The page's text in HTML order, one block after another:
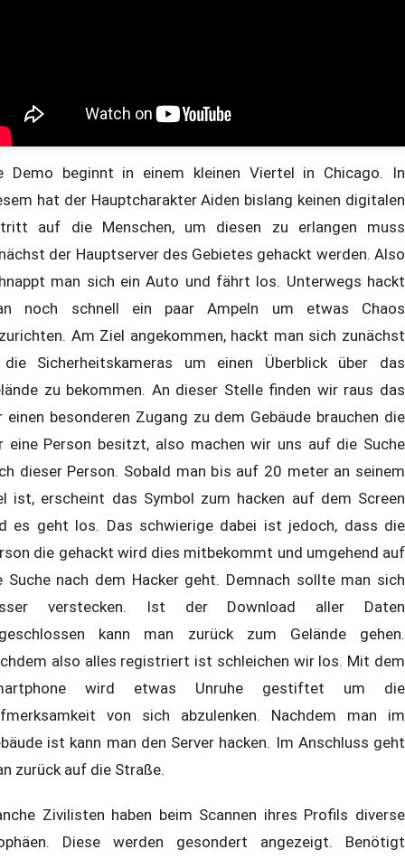
Demo beginnt in einem kleinen Viertel in Chicago. In
hat der Hauptcharakter Aiden bislang keinen digitalen
auf die Menschen, um diesen zu erlangen muss
der Hauptserver des Gebietes gehackt werden. Also
man sich ein Auto und fährt los. Unterwegs hackt
noch schnell ein paar Ampeln um etwas Chaos
Am Ziel angekommen, hackt man sich zunächst
Sicherheitskameras um einen Überblick über das
zu bekommen. An dieser Stelle finden wir raus das
einen besonderen Zugang zu dem Gebäude brauchen die
eine Person besitzt, also machen wir uns auf die Suche
dieser Person. Sobald man bis auf 20 meter an seinem
ist, erscheint das Symbol zum hacken auf dem Screen
es geht los. Das schwierige dabei ist jedoch, dass die
die gehackt wird dies mitbekommt und umgehend auf
Suche nach dem Hacker geht. Demnach sollte man sich
verstecken. Ist der Download aller Daten
kann man zurück zum Gelände gehen.
also alles registriert ist schleichen wir los. Mit dem
wird etwas Unruhe gestiftet um die
von sich abzulenken. Nachdem man im
ist kann man den Server hacken. Im Anschluss geht
zurück auf die Straße.
Zivilisten haben beim Scannen ihres Profils diverse
Diese werden gesondert angezeigt. Benötigt